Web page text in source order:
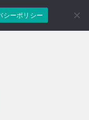
シーポリシー